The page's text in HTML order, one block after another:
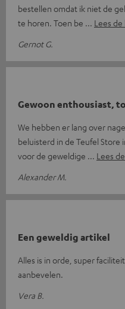
bestellen omdat ik niet de
te horen. Toen be
Lees
Gernot G.
Gewoon enthousiast,
We hebben er lang over
beluisterd in de Teufel Store
voor de geweldige
Lees
Alexander M.
Een geweldig artikel
Alles is in orde, super
aanbevelen.
Vera B.